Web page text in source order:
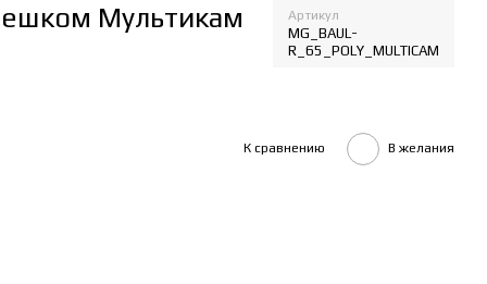
Мультикам Артикул
MG_BAUL-
R_65_POLY_MULTICAM
К сравнению В желания